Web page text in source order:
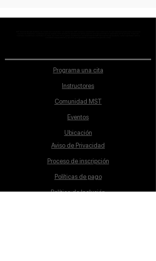
Programa una cita
Instructores
Comunidad MST
Eventos
Ubicación
Aviso de Privacidad
Proceso de inscripción
Políticas de pago
Política de Inclusión